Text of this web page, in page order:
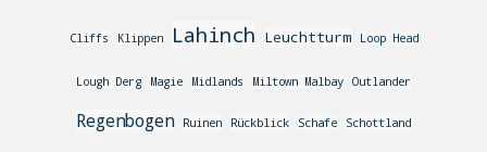
Cliffs Klippen Lahinch Leuchtturm Loop Head
Lough Derg Magie Midlands Miltown Malbay Outlander
Regenbogen Ruinen Rückblick Schafe Schottland